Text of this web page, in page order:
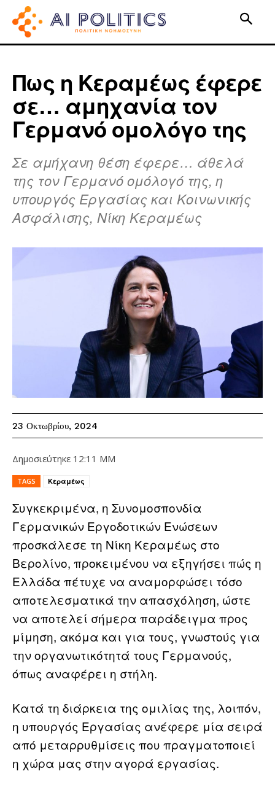
Πως η Κεραμέως έφερε
σε… αμηχανία τον
Γερμανό ομολόγο της
Σε αμήχανη θέση έφερε… άθελά
της τον Γερμανό ομόλογό της, η
υπουργός Εργασίας και Κοινωνικής
Ασφάλισης, Νίκη Κεραμέως
23 Οκτωβρίου, 2024
Δημοσιεύτηκε 12:11 ΜΜ
TAGS Κεραμέως
Συγκεκριμένα, η Συνομοσπονδία
Γερμανικών Εργοδοτικών Ενώσεων
προσκάλεσε τη Νίκη Κεραμέως στο
Βερολίνο, προκειμένου να εξηγήσει πώς η
Ελλάδα πέτυχε να αναμορφώσει τόσο
αποτελεσματικά την απασχόληση, ώστε
να αποτελεί σήμερα παράδειγμα προς
μίμηση, ακόμα και για τους, γνωστούς για
την οργανωτικότητά τους Γερμανούς,
όπως αναφέρει η στήλη.
Κατά τη διάρκεια της ομιλίας της, λοιπόν,
η υπουργός Εργασίας ανέφερε μία σειρά
από μεταρρυθμίσεις που πραγματοποιεί
η χώρα μας στην αγορά εργασίας.